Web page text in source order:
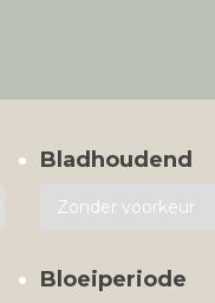
Bladhoudend
Bloeiperiode